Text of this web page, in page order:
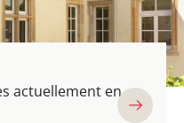
actuellement en